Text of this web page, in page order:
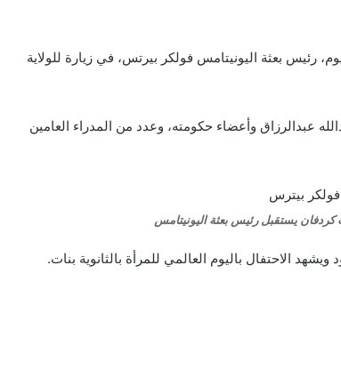
رئيس بعثة اليونيتامس فولكر بيرتس، في زيارة للولاية
عبدالرزاق وأعضاء حكومته، وعدد من المدراء العامين
يستقبل رئيس بعثة اليونيتامس
الاحتفال باليوم العالمي للمرأة بالثانوية بنات.